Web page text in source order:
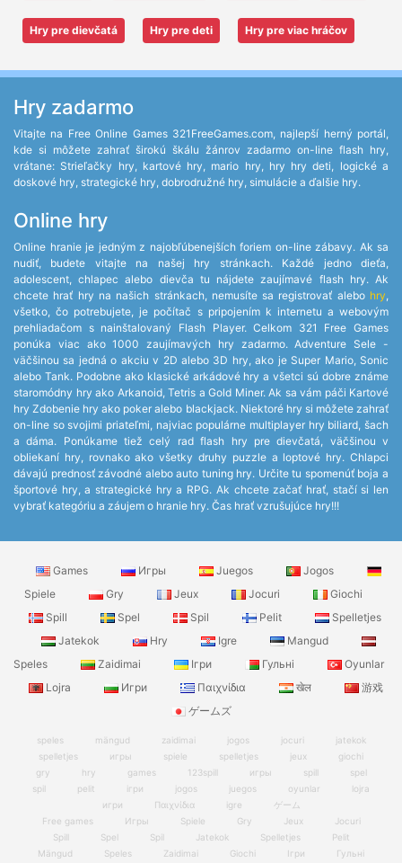
Hry pre dievčatá Hry pre deti Hry pre viac hráčov
Hry zadarmo
Vitajte na Free Online Games 321FreeGames.com, najlepší herný portál,
kde si môžete zahrať širokú škálu žánrov zadarmo on-line flash hry,
vrátane: Strieľačky hry, kartové hry, mario hry, hry hry deti, logické a
doskové hry, strategické hry, dobrodružné hry, simulácie a ďalšie hry.
Online hry
Online hranie je jedným z najobľúbenejších foriem on-line zábavy. Ak sa
nudiť, budete vitajte na našej hry stránkach. Každé jedno dieťa,
adolescent, chlapec alebo dievča tu nájdete zaujímavé flash hry. Ak
chcete hrať hry na našich stránkach, nemusíte sa registrovať alebo hry,
všetko, čo potrebujete, je počítač s pripojením k internetu a webovým
prehliadačom s nainštalovaný Flash Player. Celkom 321 Free Games
ponúka viac ako 1000 zaujímavých hry zadarmo. Adventure Sele -
väčšinou sa jedná o akciu v 2D alebo 3D hry, ako je Super Mario, Sonic
alebo Tank. Podobne ako klasické arkádové hry a všetci sú dobre známe
staromódny hry ako Arkanoid, Tetris a Gold Miner. Ak sa vám páči Kartové
hry Zdobenie hry ako poker alebo blackjack. Niektoré hry si môžete zahrať
on-line so svojimi priateľmi, najviac populárne multiplayer hry biliard, šach
a dáma. Ponúkame tiež celý rad flash hry pre dievčatá, väčšinou v
obliekaní hry, rovnako ako všetky druhy puzzle a loptové hry. Chlapci
dávajú prednosť závodné alebo auto tuning hry. Určite tu spomenúť boja a
športové hry, a strategické hry a RPG. Ak chcete začať hrať, stačí si len
vybrať kategóriu a záujem o hranie hry. Čas hrať vzrušujúce hry!!!
Games Игры Juegos
Jogos
Spiele
Gry Jeux Jocuri
Giochi
Spill
Spel Spil Pelit
Spelletjes
Jatekok
Hry Igre
Mangud
Speles
Zaidimai Ігри Гульні
Oyunlar
Lojra
Игри Παιχνίδια खेल
游戏
ゲームズ
speles mängud zaidimai jogos jocuri
jatekok
spelletjes
игры spiele spelletjes jeux
giochi
gry
hry games 123spill игры spill
spel
spil
pelit ігри jogos juegos oyunlar
lojra
игри
Παιχνίδια igre
ゲーム
Free games
Игры Spiele Gry Jeux
Jocuri
Spill
Spel Spil Jatekok Spelletjes
Pelit
Mängud
Speles Zaidimai Giochi Ігри Гульні